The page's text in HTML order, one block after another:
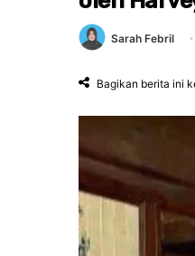
Sarah Febril
Bagikan berita ini